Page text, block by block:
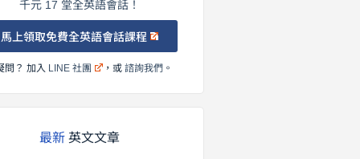
千元 17 堂全英語會話！
馬上領取免費全英語會話課程
問？ 加入 LINE 社團 ，或諮詢我們 。
最新英文文章